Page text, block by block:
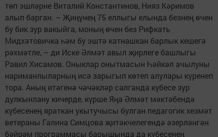
төп эшләрне Виталий Константинов, Нияз Кәримов
алып барган. – Җиңүнең 75 еллыгы елында безнең өчен
бу бик зур вакыйга, моның өчен без Рифкать
Мидхәтовичка һәм бу эштә катнашкан барлык кешегә
рәхмәтле, – ди Иске Әлмәт авыл җирлеге башлыгы
Равил Хисамов. Оныклар онытмасын Һәйкәл ачылуны
нариманлыларның исә зарыгып көтеп алулары күренеп
тора. Аның итәгенә чәчәкләр салганда күбесе зур
дулкынлану кичерде, күрше Яңа Әлмәт мәктәбендә
күбесенең яраткан укытучысы булган педагогик хезмәт
ветераны Галина Симцова җитәкчелегендә әзерләнгән
бәйрәм программасы барышында да күбесенең